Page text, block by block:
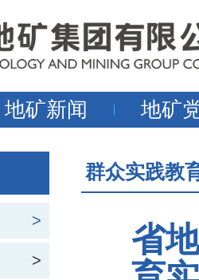
地矿新闻 地矿
>
>
群众实践教
省